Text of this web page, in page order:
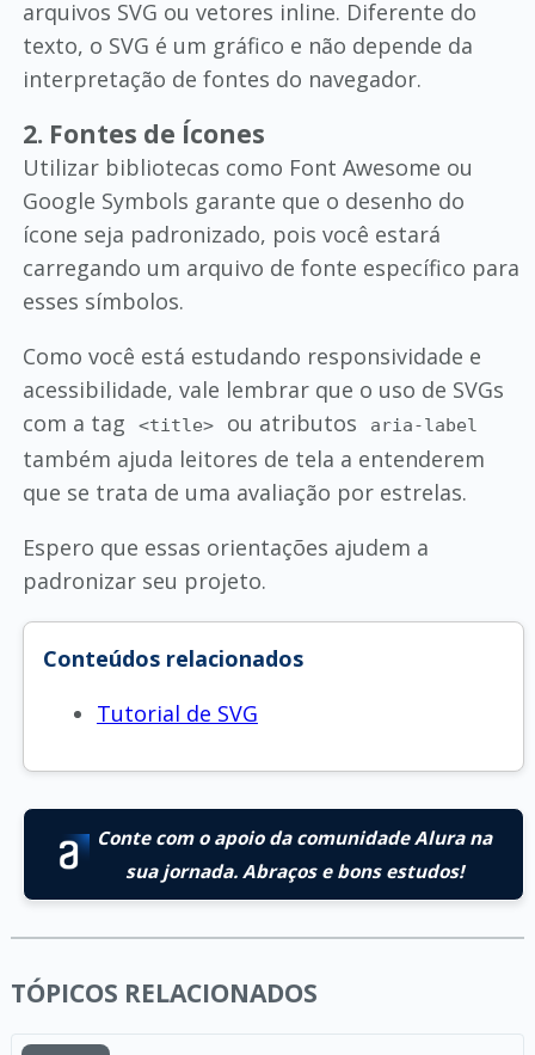
arquivos SVG ou vetores inline. Diferente do
texto, o SVG é um gráfico e não depende da
interpretação de fontes do navegador.
2. Fontes de Ícones
Utilizar bibliotecas como Font Awesome ou
Google Symbols garante que o desenho do
ícone seja padronizado, pois você estará
carregando um arquivo de fonte específico para
esses símbolos.
Como você está estudando responsividade e
acessibilidade, vale lembrar que o uso de SVGs
com a tag
<title> ou atributos aria-label
também ajuda leitores de tela a entenderem
que se trata de uma avaliação por estrelas.
Espero que essas orientações ajudem a
padronizar seu projeto.
Conteúdos relacionados
Tutorial de SVG
Conte com o apoio da comunidade Alura na
sua jornada. Abraços e bons estudos!
TÓPICOS RELACIONADOS